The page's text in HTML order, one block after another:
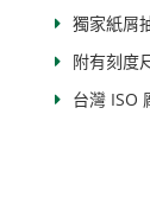
獨家紙屑
附有刻度
台灣 ISO